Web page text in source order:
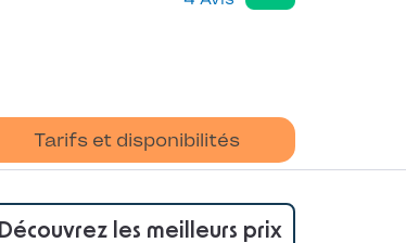
Tarifs et disponibilités
Découvrez les meilleurs prix